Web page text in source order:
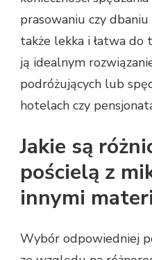
prasowaniu czy
także lekka i łatwa do
ją idealnym
podróżujących lub
hotelach czy
Jakie są
pościelą z
innymi
Wybór odpowiedniej